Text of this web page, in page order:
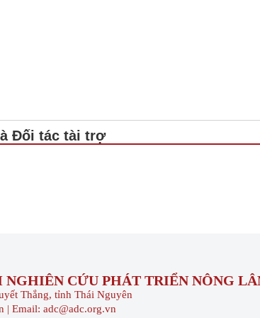
Đối tác tài trợ
NGHIÊN CỨU PHÁT TRIỂN NÔNG
Thắng, tỉnh Thái Nguyên
| Email: adc@adc.org.vn